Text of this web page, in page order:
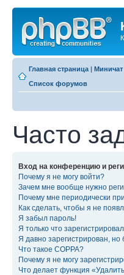
Главная страница | Миничат
Список форумов
Часто
Вход на конференцию и
Почему я не могу войти?
Зачем мне вообще нужно
Почему мне периодически
Как сделать, чтобы я не
Я забыл пароль!
Я только что
Я давно зарегистрирован, но
Что такое COPPA?
Почему я не могу
Что делает функция